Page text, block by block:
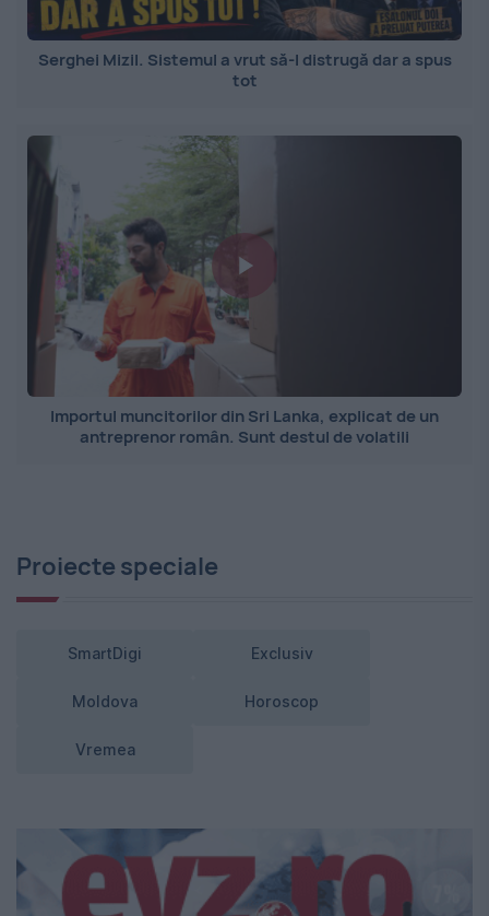
Serghei Mizil. Sistemul a vrut să-l distrugă dar a spus
tot
Importul muncitorilor din Sri Lanka, explicat de un
antreprenor român. Sunt destul de volatili
Proiecte speciale
SmartDigi Exclusiv
Moldova Horoscop
Vremea